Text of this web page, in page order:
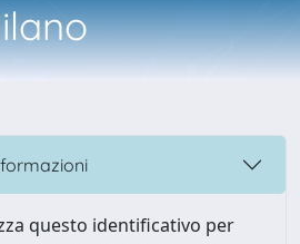
questo identificativo per